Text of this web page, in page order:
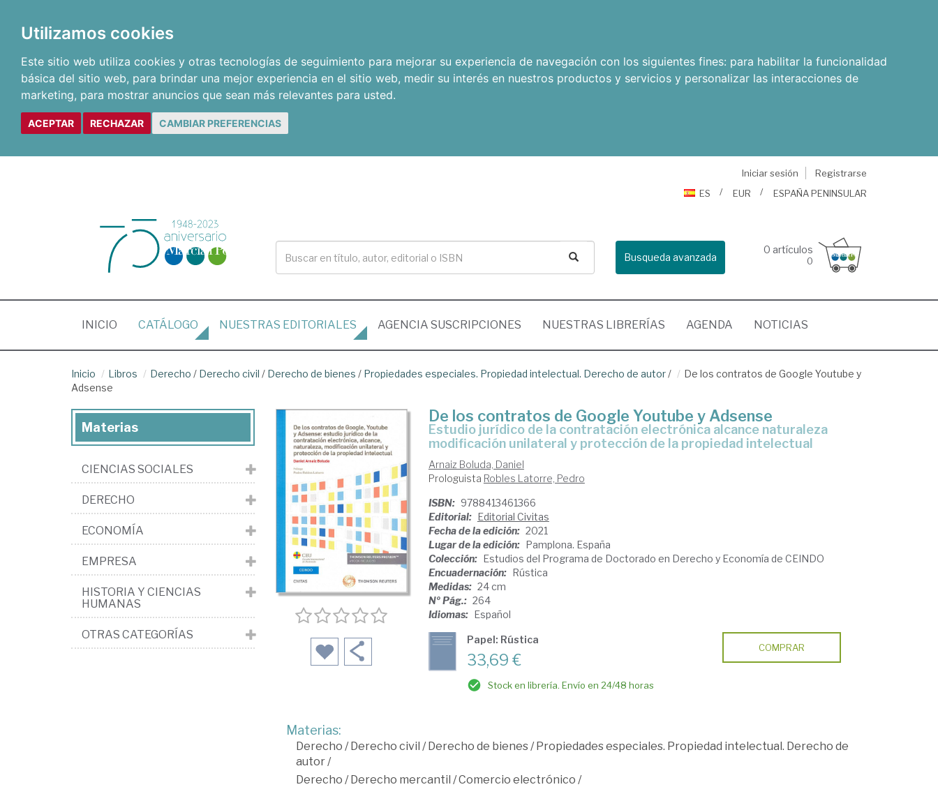
Utilizamos cookies
Este sitio web utiliza cookies y otras tecnologías de seguimiento para mejorar su experiencia de navegación con los siguientes fines: para habilitar la funcionalidad
básica del sitio web, para brindar una mejor experiencia en el sitio web, medir su interés en nuestros productos y servicios y personalizar las interacciones de
marketing, para mostrar anuncios que sean más relevantes para usted.
ACEPTAR RECHAZAR CAMBIAR PREFERENCIAS
Iniciar sesión
Registrarse
ES
EUR ESPAÑA PENINSULAR
Busqueda avanzada
0 artículos
0
INICIO (CURRENT)
CATÁLOGO NUESTRAS EDITORIALES AGENCIA SUSCRIPCIONES NUESTRAS LIBRERÍAS AGENDA NOTICIAS
Inicio Libros Derecho / Derecho civil / Derecho de bienes / Propiedades especiales. Propiedad intelectual. Derecho de autor/
De los contratos de Google Youtube y
Adsense
De los contratos de Google Youtube y Adsense
estudio jurídico de la contratación electrónica alcance naturaleza
modificación unilateral y protección de la propiedad intelectual
Arnaiz Boluda, Daniel
Prologuista Robles Latorre, Pedro
ISBN: 9788413461366
Editorial: Editorial Civitas
Fecha de la edición: 2021
Lugar de la edición: Pamplona. España
Colección: Estudios del Programa de Doctorado en Derecho y Economía de CEINDO
Encuadernación: Rústica
Medidas: 24 cm
Nº Pág.: 264
Idiomas: Español
Papel: Rústica
33,69 €
Stock en librería. Envío en 24/48 horas
COMPRAR
Materias:
Derecho /Derecho civil /Derecho de bienes/Propiedades especiales. Propiedad intelectual. Derecho de
autor/
Derecho /Derecho mercantil /Comercio electrónico /
Materias
CIENCIAS SOCIALES
DERECHO
ECONOMÍA
EMPRESA
HISTORIA Y CIENCIAS
HUMANAS
OTRAS CATEGORÍAS